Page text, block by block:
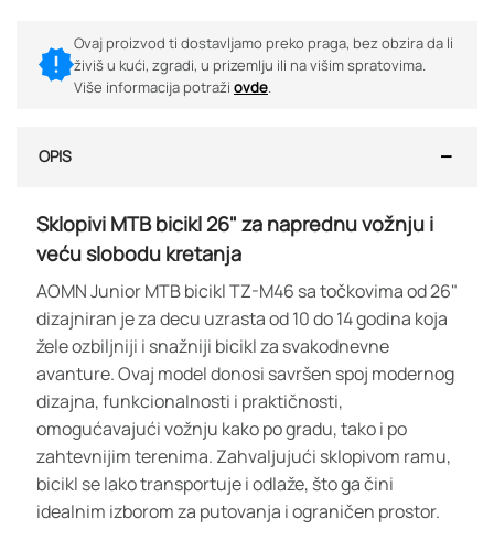
Ovaj proizvod ti dostavljamo preko praga, bez obzira da li
živiš u kući, zgradi, u prizemlju ili na višim spratovima.
Više informacija potraži ovde
OPIS
Sklopivi MTB bicikl 26" za naprednu vožnju i
veću slobodu kretanja
AOMN Junior MTB bicikl TZ-M46 sa točkovima od 26"
dizajniran je za decu uzrasta od 10 do 14 godina koja
žele ozbiljniji i snažniji bicikl za svakodnevne
avanture. Ovaj model donosi savršen spoj modernog
dizajna, funkcionalnosti i praktičnosti,
omogućavajući vožnju kako po gradu, tako i po
zahtevnijim terenima. Zahvaljujući sklopivom ramu,
bicikl se lako transportuje i odlaže, što ga čini
idealnim izborom za putovanja i ograničen prostor.